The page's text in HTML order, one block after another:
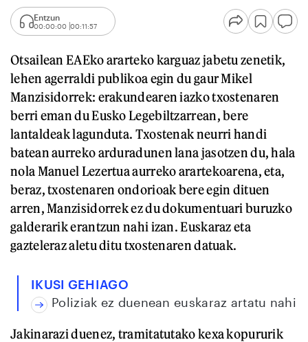
Entzun
00:00:00 00:11:57
Otsailean EAEko ararteko karguaz jabetu zenetik,
lehen agerraldi publikoa egin du gaur Mikel
Manzisidorrek: erakundearen iazko txostenaren
berri eman du Eusko Legebiltzarrean, bere
lantaldeak lagunduta. Txostenak neurri handi
batean aurreko arduradunen lana jasotzen du, hala
nola Manuel Lezertua aurreko arartekoarena, eta,
beraz, txostenaren ondorioak bere egin dituen
arren, Manzisidorrek ez du dokumentuari buruzko
galderarik erantzun nahi izan. Euskaraz eta
gazteleraz aletu ditu txostenaren datuak.
IKUSI GEHIAGO
Poliziak ez duenean euskaraz artatu nahi
Jakinarazi duenez, tramitatutako kexa kopururik